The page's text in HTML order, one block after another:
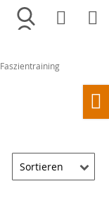
Merkliste
Faszientraining